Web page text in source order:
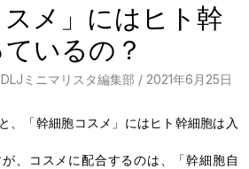
スメ」にはヒト幹
いるの？
DLJミニマリスタ編集部 / 2021年6月25日
、「幹細胞コスメ」にはヒト幹細胞は入
、コスメに配合するのは、「幹細胞自